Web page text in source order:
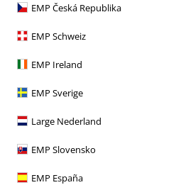
EMP Česká Republika
EMP Schweiz
EMP Ireland
EMP Sverige
Large Nederland
EMP Slovensko
EMP España
T-Shirts
Poloshirts